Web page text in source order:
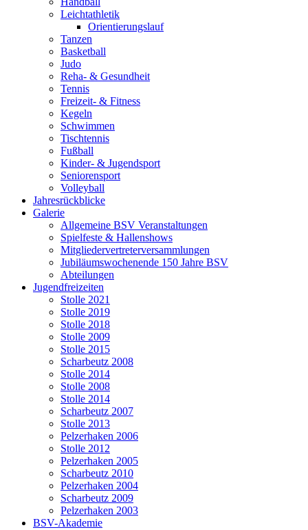
Leichtathletik
Orientierungslauf
Tanzen
Basketball
Judo
Reha- & Gesundheit
Tennis
Freizeit- & Fitness
Kegeln
Schwimmen
Tischtennis
Fußball
Kinder- & Jugendsport
Seniorensport
Volleyball
Jahresrückblicke
Galerie
Allgemeine BSV Veranstaltungen
Spielfeste & Hallenshows
Mitgliedervertreterversammlungen
Jubiläumswochenende 150 Jahre BSV
Abteilungen
Jugendfreizeiten
Stolle 2021
Stolle 2019
Stolle 2018
Stolle 2009
Stolle 2015
Scharbeutz 2008
Stolle 2014
Stolle 2008
Stolle 2014
Scharbeutz 2007
Stolle 2013
Pelzerhaken 2006
Stolle 2012
Pelzerhaken 2005
Scharbeutz 2010
Pelzerhaken 2004
Scharbeutz 2009
Pelzerhaken 2003
BSV-Akademie